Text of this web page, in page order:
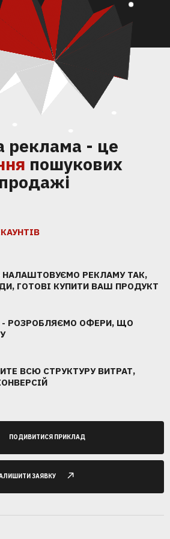
реклама - це
пошукових
НАЛАШТОВУЄМО РЕКЛАМУ ТАК,
ГОТОВІ КУПИТИ ВАШ ПРОДУКТ
- РОЗРОБЛЯЄМО ОФЕРИ, ЩО
ВСЮ СТРУКТУРУ ВИТРАТ,
ПОДИВИТИСЯ ПРИКЛАД
ЗАЯВКУ